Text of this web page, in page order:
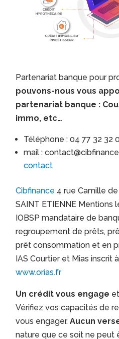
Partenariat banque pour
pouvons-nous vous
partenariat banque :
immo, etc…
Téléphone : 04 77 32 32
mail :
contact
Cibfinance 4 rue Camille
SAINT ETIENNE Mentions
IOBSP mandataire de
regroupement de prêts,
prêt consommation et en
IAS Courtier et Mias inscrit à
www.orias.fr
Un crédit vous engage
Vérifiez vos capacités de
vous engager.Aucun
nature que ce soit ne peut